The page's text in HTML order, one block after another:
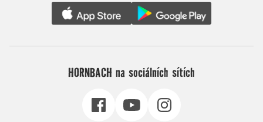
HORNBACH na sociálních sítích